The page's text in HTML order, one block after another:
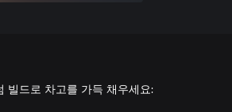
빌드로 차고를 가득 채우세요: